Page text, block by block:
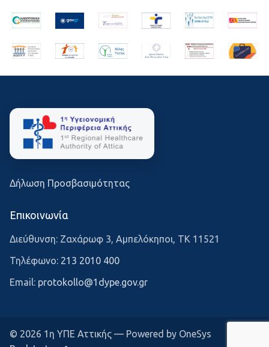
Δήλωση Προσβασιμότητας
Επικοινωνία
Διεύθυνση: Ζαχάρωφ 3, Αμπελόκηποι, ΤΚ 11521
Τηλέφωνο: 213 2010 400
Email: protokollo@1dype.gov.gr
© 2026 1η ΥΠΕ Αττικής — Powered by OneSys